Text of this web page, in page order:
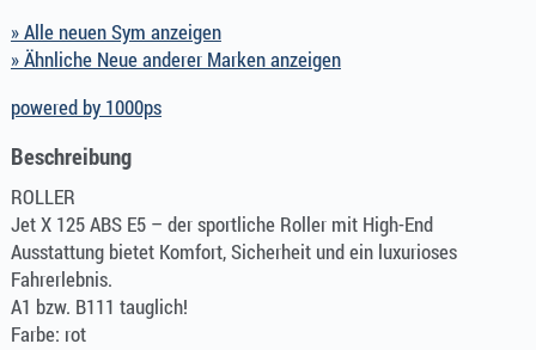
» Alle neuen Sym anzeigen
» Ähnliche Neue anderer Marken anzeigen
powered by 1000ps
Beschreibung
ROLLER
Jet X 125 ABS E5 – der sportliche Roller mit High-End
Ausstattung bietet Komfort, Sicherheit und ein luxurioses
Fahrerlebnis.
A1 bzw. B111 tauglich!
Farbe: rot